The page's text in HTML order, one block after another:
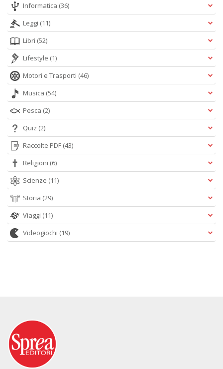
Informatica (36)
Leggi (11)
Libri (52)
Lifestyle (1)
Motori e Trasporti (46)
Musica (54)
Pesca (2)
Quiz (2)
Raccolte PDF (43)
Religioni (6)
Scienze (11)
Storia (29)
Viaggi (11)
Videogiochi (19)